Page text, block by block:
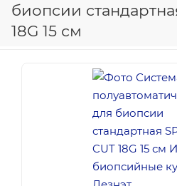
биопсии
18G 15 см